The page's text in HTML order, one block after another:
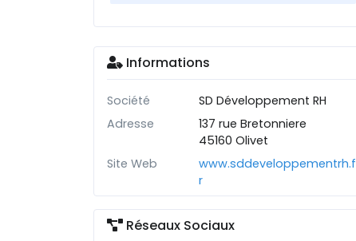
Informations
Société
SD Développement RH
Adresse
137 rue Bretonniere
45160 Olivet
Site Web
www.sddeveloppementrh.f
r
Réseaux Sociaux